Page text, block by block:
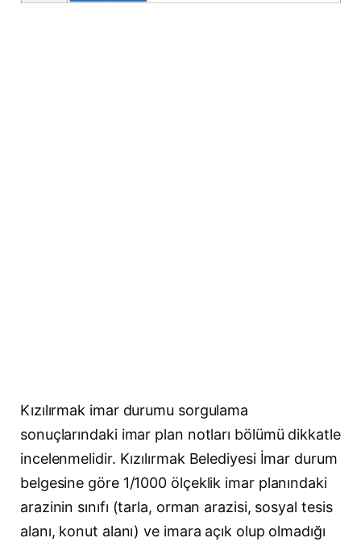
Kızılırmak imar durumu sorgulama
sonuçlarındaki imar plan notları bölümü dikkatle
incelenmelidir. Kızılırmak Belediyesi İmar durum
belgesine göre 1/1000 ölçeklik imar planındaki
arazinin sınıfı (tarla, orman arazisi, sosyal tesis
alanı, konut alanı) ve imara açık olup olmadığı